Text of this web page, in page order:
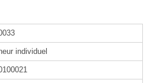
individuel